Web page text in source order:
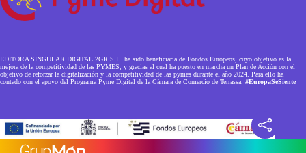
EDITORA SINGULAR DIGITAL 2GR S.L. ha sido beneficiaria de Fondos Europeos, cuyo objetivo es la
mejora de la competitividad de las PYMES, y gracias al cual ha puesto en marcha un Plan de Acción con el
objetivo de reforzar la digitalización y la competitividad de las pymes durante el año 2024. Para ello ha
contado con el apoyo del Programa Pyme Digital de la Cámara de Comercio de Terrassa. #EuropaSeSiente